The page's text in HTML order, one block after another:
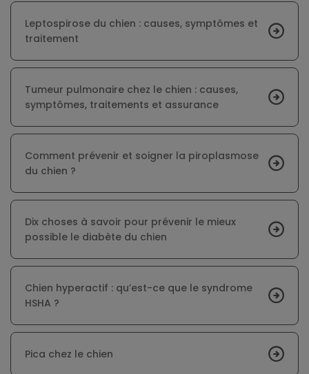
Leptospirose du chien : causes, symptômes et
traitement
Tumeur pulmonaire chez le chien : causes,
symptômes, traitements et assurance
Comment prévenir et soigner la piroplasmose
du chien ?
Dix choses à savoir pour prévenir le mieux
possible le diabète du chien
Chien hyperactif : qu’est-ce que le syndrome
HSHA ?
Pica chez le chien